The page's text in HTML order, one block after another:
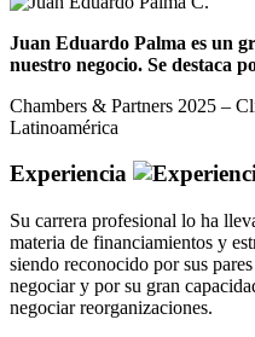
Juan Eduardo Palma es un
nuestro negocio. Se destaca
Chambers & Partners 2025 –
Latinoamérica
Experiencia
Su carrera profesional lo ha
materia de financiamientos y
siendo reconocido por sus
negociar y por su gran
negociar reorganizaciones.